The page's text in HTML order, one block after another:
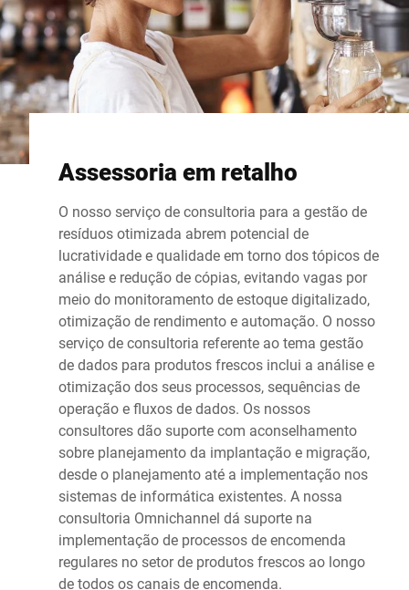
Assessoria em retalho
O nosso serviço de consultoria para a gestão de
resíduos otimizada abrem potencial de
lucratividade e qualidade em torno dos tópicos de
análise e redução de cópias, evitando vagas por
meio do monitoramento de estoque digitalizado,
otimização de rendimento e automação. O nosso
serviço de consultoria referente ao tema gestão
de dados para produtos frescos inclui a análise e
otimização dos seus processos, sequências de
operação e fluxos de dados. Os nossos
consultores dão suporte com aconselhamento
sobre planejamento da implantação e migração,
desde o planejamento até a implementação nos
sistemas de informática existentes. A nossa
consultoria Omnichannel dá suporte na
implementação de processos de encomenda
regulares no setor de produtos frescos ao longo
de todos os canais de encomenda.